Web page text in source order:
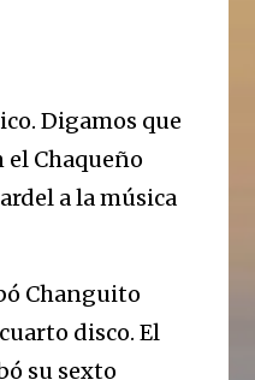
Digamos que
el Chaqueño
a la música
Changuito
disco. El
su sexto